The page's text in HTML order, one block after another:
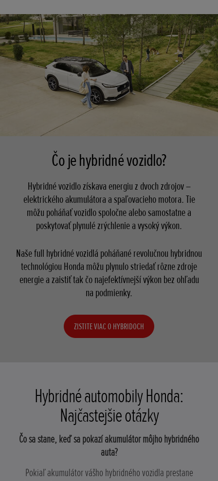
Čo je hybridné vozidlo?
Hybridné vozidlo získava energiu z dvoch zdrojov –
elektrického akumulátora a spaľovacieho motora. Tie
môžu poháňať vozidlo spoločne alebo samostatne a
poskytovať plynulé zrýchlenie a vysoký výkon.
Naše full hybridné vozidlá poháňané revolučnou hybridnou
technológiou Honda môžu plynulo striedať rôzne zdroje
energie a zaistiť tak čo najefektívnejší výkon bez ohľadu
na podmienky.
ZISTITE VIAC O HYBRIDOCH
Hybridné automobily Honda:
Najčastejšie otázky
Čo sa stane, keď sa pokazí akumulátor môjho hybridného
auta?
Pokiaľ akumulátor vášho hybridného vozidla prestane